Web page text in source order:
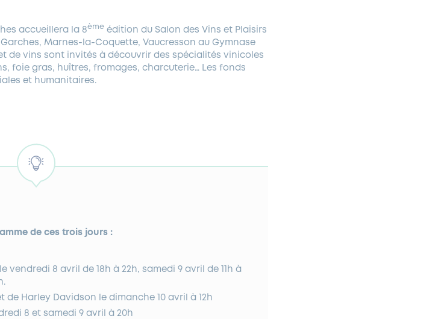
accueillera la 8ème édition du Salon des Vins et Plaisirs
Marnes-la-Coquette, Vaucresson au Gymnase
de vins sont invités à découvrir des spécialités vinicoles
foie gras, huîtres, fromages, charcuterie… Les fonds
et humanitaires.
de ces trois jours :
vendredi 8 avril de 18h à 22h, samedi 9 avril de 11h à
Harley Davidson le dimanche 10 avril à 12h
8 et samedi 9 avril à 20h